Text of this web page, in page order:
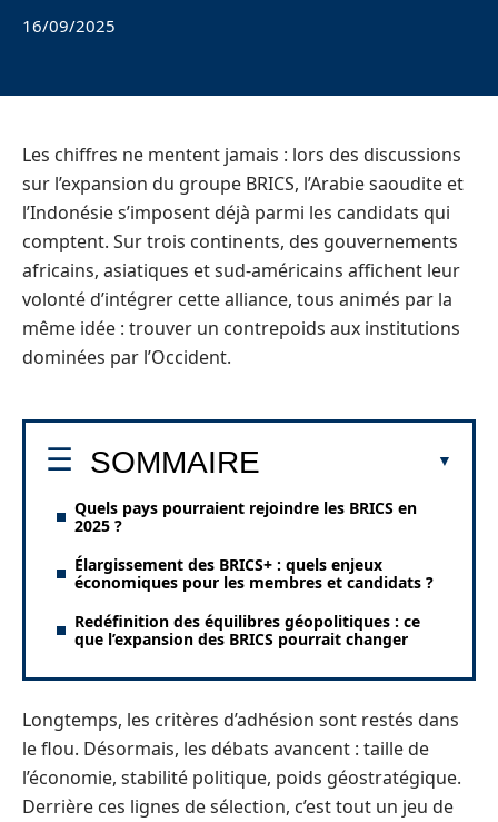
16/09/2025
Les chiffres ne mentent jamais : lors des discussions
sur l’expansion du groupe BRICS, l’Arabie saoudite et
l’Indonésie s’imposent déjà parmi les candidats qui
comptent. Sur trois continents, des gouvernements
africains, asiatiques et sud-américains affichent leur
volonté d’intégrer cette alliance, tous animés par la
même idée : trouver un contrepoids aux institutions
dominées par l’Occident.
SOMMAIRE
Quels pays pourraient rejoindre les BRICS en
2025 ?
Élargissement des BRICS+ : quels enjeux
économiques pour les membres et candidats ?
Redéfinition des équilibres géopolitiques : ce
que l’expansion des BRICS pourrait changer
Longtemps, les critères d’adhésion sont restés dans
le flou. Désormais, les débats avancent : taille de
l’économie, stabilité politique, poids géostratégique.
Derrière ces lignes de sélection, c’est tout un jeu de